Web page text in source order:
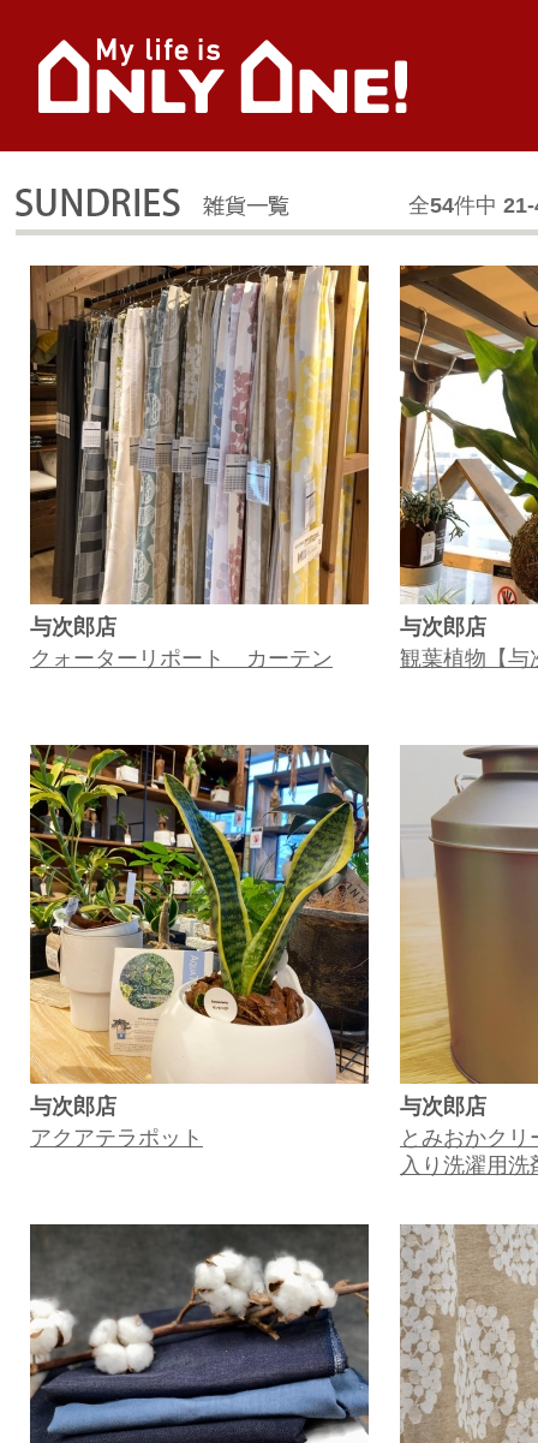
全54件中
与次郎店
クォーターリポート カーテン
与次郎店
観葉植物【与
与次郎店
アクアテラポット
与次郎店
とみおかク
入り洗濯用洗